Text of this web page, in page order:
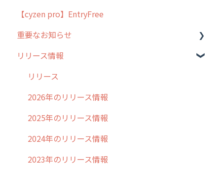
よくある質問
ラウンダー
メンテナンス
外廻り営業
清掃
不動産
【cyzen pro】EntryFree
重要なお知らせ
過去の重要なお知らせ
障害情報
リリース情報
リリース
2026年のリリース情報
2025年のリリース情報
2024年のリリース情報
2023年のリリース情報